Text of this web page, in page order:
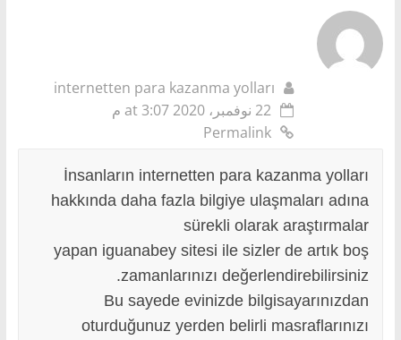
internetten para kazanma yolları
22 نوفمبر، 2020 at 3:07 م
Permalink
İnsanların internetten para kazanma yolları
hakkında daha fazla bilgiye ulaşmaları adına
sürekli olarak araştırmalar
yapan iguanabey sitesi ile sizler de artık boş
zamanlarınızı değerlendirebilirsiniz.
Bu sayede evinizde bilgisayarınızdan
oturduğunuz yerden belirli masraflarınızı